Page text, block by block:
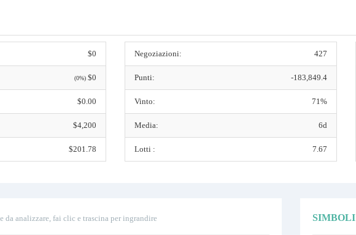
$0
(0%)$0
$0.00
$4,200
$201.78
Negoziazioni: 427
Punti: -183,849.4
Vinto: 71%
Media: 6d
Lotti : 7.67
da analizzare, fai clic e trascina per ingrandire SIMBOLI